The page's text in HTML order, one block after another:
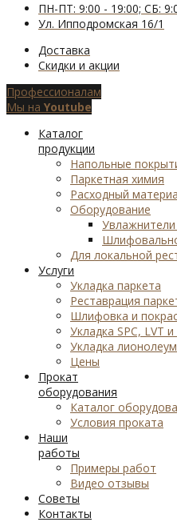
ПН-ПТ: 9:00 - 19:00; СБ:
Ул. Ипподромская 16/1
Доставка
Cкидки и акции
Профессионалам
Мы на Youtube
Каталог
продукции
Напольные
Паркетная химия
Расходный
Оборудование
Увлажнители
Для локальной
Услуги
Укладка паркета
Реставрация
Шлифовка и
Укладка SPC, LVT
Укладка
Цены
Прокат
оборудования
Каталог
Условия проката
Наши
работы
Примеры работ
Видео отзывы
Советы
Контакты